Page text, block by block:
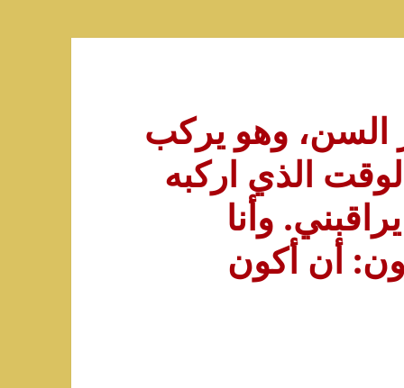
السن، وهو يركب
الذي اركبه
يراقبني. وأنا
أن أكون